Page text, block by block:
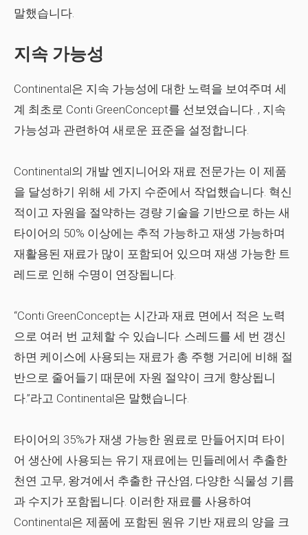
말했습니다.
지속 가능성
Continental은 지속 가능성에 대한 노력을 보여주며 세
계 최초로 Conti GreenConcept를 선보였습니다. , 지속
가능성과 관련하여 새로운 표준을 설정합니다.
Continental의 개발 엔지니어와 재료 전문가는 이 제품
을 달성하기 위해 세 가지 수준에서 작업했습니다. 혁신
적이고 자원을 절약하는 경량 기술을 기반으로 하는 새
타이어의 50% 이상에는 추적 가능하고 재생 가능하며
재활용된 재료가 많이 포함되어 있으며 재생 가능한 트
레드로 인해 수명이 연장됩니다.
“Conti GreenConcept는 시간과 재료 면에서 적은 노력
으로 여러 번 교체할 수 있습니다. 스레드를 세 번 갱신
하면 케이스에 사용되는 재료가 총 주행 거리에 비해 절
반으로 줄어들기 때문에 자원 절약이 크게 향상됩니
다.”라고 Continental은 말했습니다.
타이어의 35%가 재생 가능한 원료로 만들어지며 타이
어 생산에 사용되는 유기 재료에는 민들레에서 추출한
천연 고무, 왕겨에서 추출한 규산염, 다양한 식물성 기름
과 수지가 포함됩니다. 이러한 재료를 사용하여
Continental은 제품에 포함된 원유 기반 재료의 양을 크